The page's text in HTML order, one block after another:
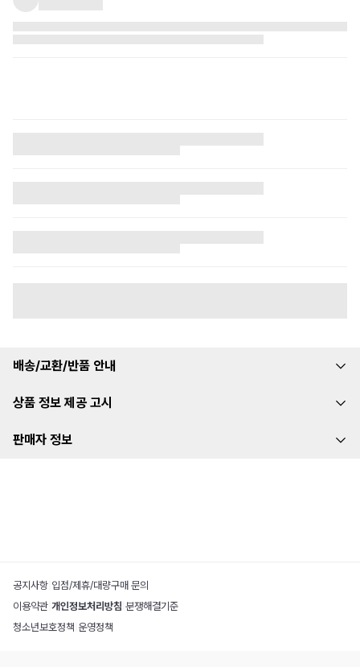
배송/교환/반품 안내
상품 정보 제공 고시
판매자 정보
공지사항 입점/제휴/대량구매 문의
이용약관 개인정보처리방침 분쟁해결기준
청소년보호정책 운영정책